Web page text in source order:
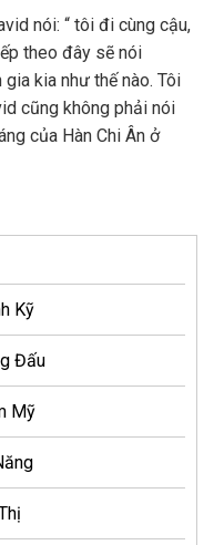
nói: “ tôi đi cùng cậu,
theo đây sẽ nói
kia như thế nào. Tôi
cũng không phải nói
của Hàn Chi Ân ở
Kỹ
Đấu
Mỹ